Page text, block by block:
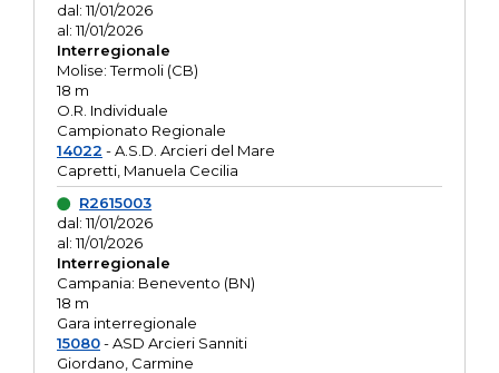
dal: 11/01/2026
al: 11/01/2026
Interregionale
Molise: Termoli (CB)
18 m
O.R. Individuale
Campionato Regionale
14022 - A.S.D. Arcieri del Mare
Capretti, Manuela Cecilia
R2615003
dal: 11/01/2026
al: 11/01/2026
Interregionale
Campania: Benevento (BN)
18 m
Gara interregionale
15080- ASD Arcieri Sanniti
Giordano, Carmine